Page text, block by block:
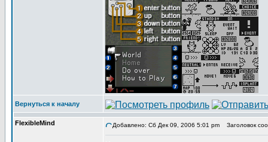
Вернуться к началу
FlexibleMind Добавлено: Сб Дек 09, 2006 5:01 pm Заголовок